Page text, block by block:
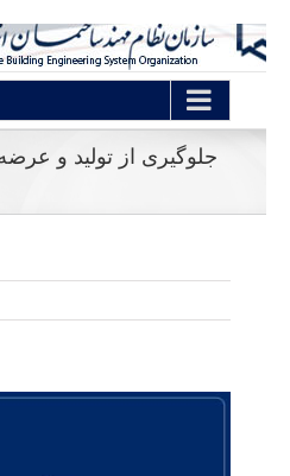
جلوگیری از تولید و عرضه
View